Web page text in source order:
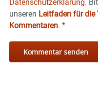
Datenschutzerklärung.
unseren Leitfaden für
Kommentaren. *